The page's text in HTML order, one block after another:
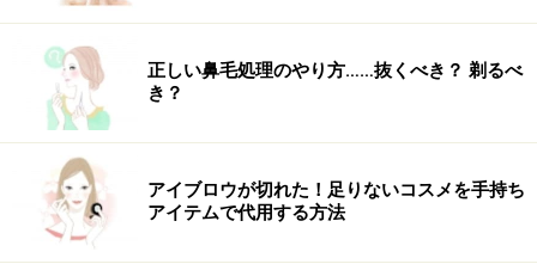
ーは0.096（kcal）です。
この値に性別・年齢による補正係数を掛ければ、消費カ
ロリーを算出できます。
補正係数は、以下の通りです。
20～29歳：男性 1.00／女性 0.95
30～39歳：男性 0.96／女性 0.87
正しい鼻毛処理のやり方……抜くべき？ 剃るべ
き？
アイブロウが切れた！足りないコスメを手持ち
アイテムで代用する方法